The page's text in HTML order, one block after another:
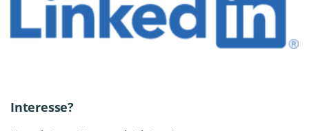
Interesse?